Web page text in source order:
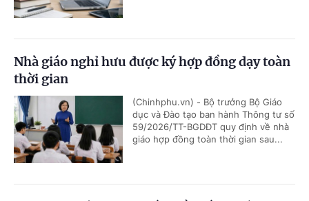
Nhà giáo nghỉ hưu được ký hợp đồng dạy toàn
thời gian
(Chinhphu.vn) - Bộ trưởng Bộ Giáo
dục và Đào tạo ban hành Thông tư số
59/2026/TT-BGDĐT quy định về nhà
giáo hợp đồng toàn thời gian sau...